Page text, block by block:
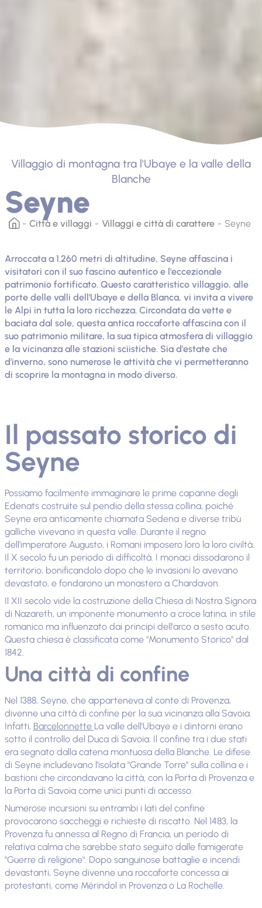
Seyne
Villaggio di montagna tra l'Ubaye e la valle della
Blanche
Città e villaggi Villaggi e città di carattere Seyne
Arroccata a 1.260 metri di altitudine, Seyne affascina i
visitatori con il suo fascino autentico e l'eccezionale
patrimonio fortificato. Questo caratteristico villaggio, alle
porte delle valli dell'Ubaye e della Blanca, vi invita a vivere
le Alpi in tutta la loro ricchezza. Circondata da vette e
baciata dal sole, questa antica roccaforte affascina con il
suo patrimonio militare, la sua tipica atmosfera di villaggio
e la vicinanza alle stazioni sciistiche. Sia d'estate che
d'inverno, sono numerose le attività che vi permetteranno
di scoprire la montagna in modo diverso.
Il passato storico di
Seyne
Possiamo facilmente immaginare le prime capanne degli
Edenats costruite sul pendio della stessa collina, poiché
Seyne era anticamente chiamata Sedena e diverse tribù
galliche vivevano in questa valle. Durante il regno
dell'imperatore Augusto, i Romani imposero loro la loro civiltà.
Il X secolo fu un periodo di difficoltà. I ​​monaci dissodarono il
territorio, bonificandolo dopo che le invasioni lo avevano
devastato, e fondarono un monastero a Chardavon.
Il XII secolo vide la costruzione della Chiesa di Nostra Signora
di Nazareth, un imponente monumento a croce latina, in stile
romanico ma influenzato dai principi dell'arco a sesto acuto.
Questa chiesa è classificata come "Monumento Storico" dal
1842.
Una città di confine
Nel 1388, Seyne, che apparteneva al conte di Provenza,
divenne una città di confine per la sua vicinanza alla Savoia.
Infatti, Barcelonnette La valle dell'Ubaye e i dintorni erano
sotto il controllo del Duca di Savoia. Il confine tra i due stati
era segnato dalla catena montuosa della Blanche. Le difese
di Seyne includevano l'isolata "Grande Torre" sulla collina e i
bastioni che circondavano la città, con la Porta di Provenza e
la Porta di Savoia come unici punti di accesso.
Numerose incursioni su entrambi i lati del confine
provocarono saccheggi e richieste di riscatto. Nel 1483, la
Provenza fu annessa al Regno di Francia, un periodo di
relativa calma che sarebbe stato seguito dalle famigerate
"Guerre di religione". Dopo sanguinose battaglie e incendi
devastanti, Seyne divenne una roccaforte concessa ai
protestanti, come Mérindol in Provenza o La Rochelle.